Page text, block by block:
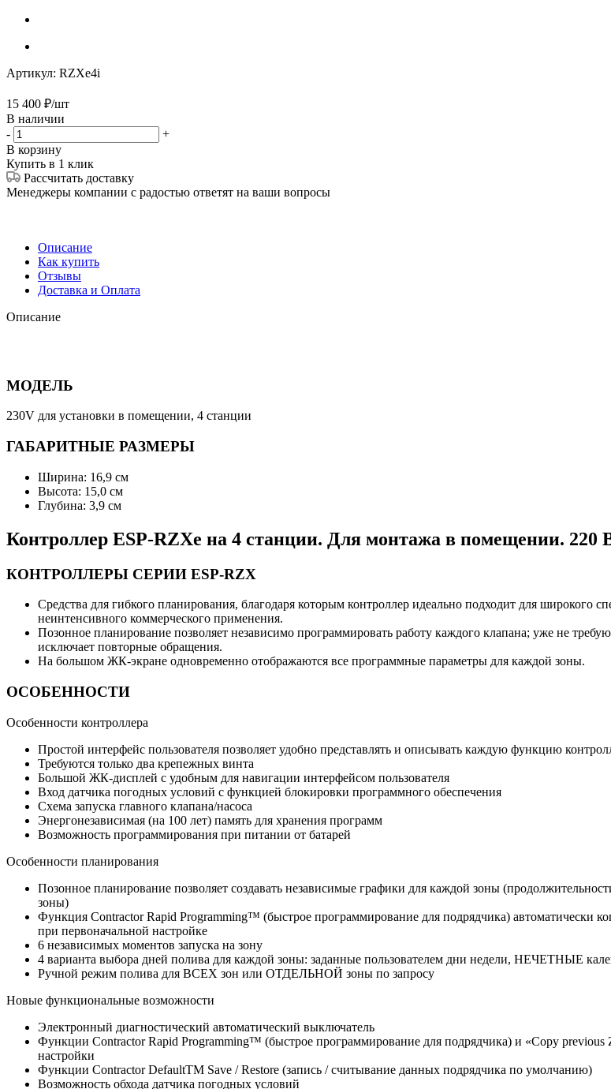
Артикул: RZXe4i
15 400 ₽/шт
В наличии
-
+
В корзину
Купить в 1 клик
Рассчитать доставку
Менеджеры компании с радостью ответят на ваши вопросы
Описание
Как купить
Отзывы
Доставка и Оплата
Описание
МОДЕЛЬ
230V для установки в помещении, 4 станции
ГАБАРИТНЫЕ РАЗМЕРЫ
Ширина: 16,9 см
Высота: 15,0 см
Глубина: 3,9 см
Контроллер ESP-RZXe на 4 станции. Для монтажа в помещении.
КОНТРОЛЛЕРЫ СЕРИИ ESP-RZX
Средства для гибкого планирования, благодаря которым контроллер идеально подходит для широкого
неинтенсивного коммерческого применения.
Позонное планирование позволяет независимо программировать работу каждого клапана; уже не
исключает повторные обращения.
На большом ЖК-экране одновременно отображаются все программные параметры для каждой зоны.
ОСОБЕННОСТИ
Особенности контроллера
Простой интерфейс пользователя позволяет удобно представлять и описывать каждую функцию
Требуются только два крепежных винта
Большой ЖК-дисплей с удобным для навигации интерфейсом пользователя
Вход датчика погодных условий с функцией блокировки программного обеспечения
Схема запуска главного клапана/насоса
Энергонезависимая (на 100 лет) память для хранения программ
Возможность программирования при питании от батарей
Особенности планирования
Позонное планирование позволяет создавать независимые графики для каждой зоны
зоны)
Функция Contractor Rapid Programming™ (быстрое программирование для подрядчика) автоматически
при первоначальной настройке
6 независимых моментов запуска на зону
4 варианта выбора дней полива для каждой зоны: заданные пользователем дни недели, НЕЧЕТНЫЕ
Ручной режим полива для ВСЕХ зон или ОТДЕЛЬНОЙ зоны по запросу
Новые функциональные возможности
Электронный диагностический автоматический выключатель
Функции Contractor Rapid Programming™ (быстрое программирование для подрядчика) и «Copy
настройки
Функции Contractor DefaultTM Save / Restore (запись / считывание данных подрядчика по умолчанию)
Возможность обхода датчика погодных условий